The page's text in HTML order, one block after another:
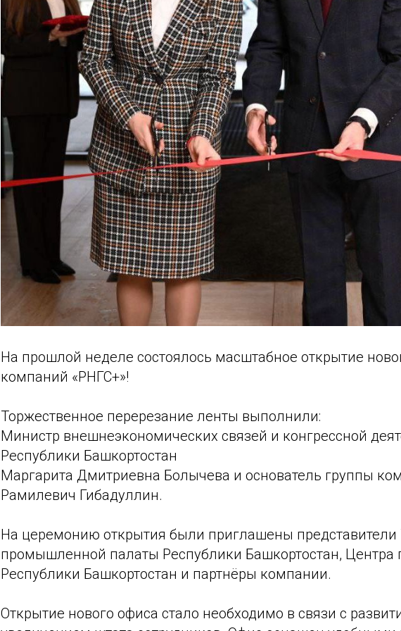
На прошлой неделе состоялось масштабное открытие
компаний «РНГС+»!
Торжественное перерезание ленты выполнили:
Министр внешнеэкономических связей и конгрессной
Республики Башкортостан
Маргарита Дмитриевна Болычева и основатель группы
Рамилевич Гибадуллин.
На церемонию открытия были приглашены представители
промышленной палаты Республики Башкортостан, Центра
Республики Башкортостан и партнёры компании.
Открытие нового офиса стало необходимо в связи с